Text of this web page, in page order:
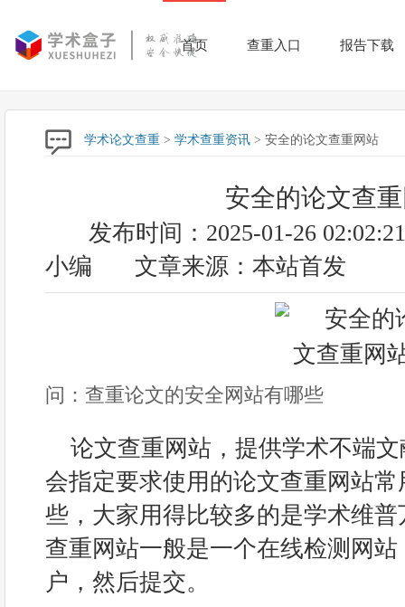
首页 查重入口 报告下载
学术论文查重 > 学术查重资讯 > 安全的论文查重网站
安全的论文查
发布时间：2025-01-26 02:02:21
小编
文章来源：本站首发
问：查重论文的安全网站有哪些
论文查重网站，提供学术不端
会指定要求使用的论文查重网站
些，大家用得比较多的是学术维普
查重网站一般是一个在线检测网
户，然后提交。